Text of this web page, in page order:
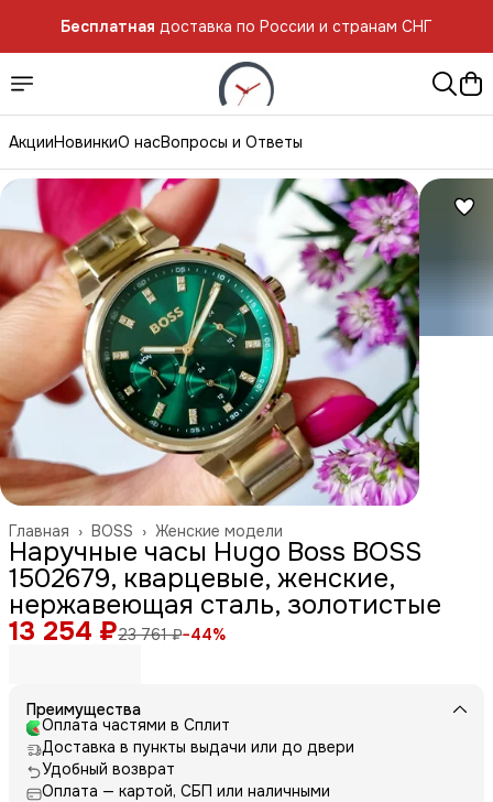
Бесплатная доставка по России и странам СНГ
АкцииНовинкиО насВопросы и Ответы
Женские модели
BOSS ›
Главная ›
Наручные часы Hugo Boss BOSS
1502679, кварцевые, женские,
нержавеющая сталь, золотистые
13 254 ₽23 761 ₽−44%
Преимущества
Оплата частями в Сплит
Доставка в пункты выдачи или до двери
Удобный возврат
Оплата — картой, СБП или наличными